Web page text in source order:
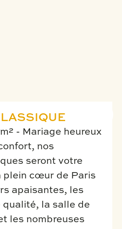
- Mariage heureux
nos
seront votre
plein cœur de Paris
apaisantes, les
qualité, la salle de
les nombreuses